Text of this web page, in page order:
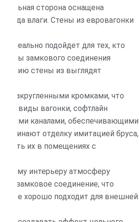
Тыльная сторона оснащена
влаги. Стены из евровагонки
идеально подойдет для тех, кто
пазы замкового соединения
стены из выглядят
с закругленными кромками, что
виды вагонки, софтлайн
каналами, обеспечивающими
отделку имитацией бруса,
их в помещениях с
интерьеру атмосферу
и замковое соединение, что
хорошо подходит для внешней